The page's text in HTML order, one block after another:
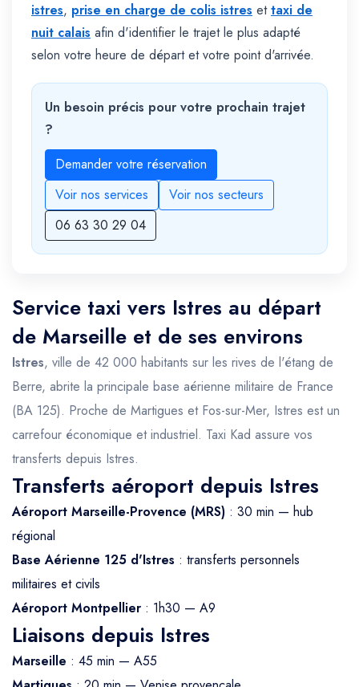
istres, prise en charge de colis istres ettaxi de
nuit calais afin d'identifier le trajet le plus adapté
selon votre heure de départ et votre point d'arrivée.
Un besoin précis pour votre prochain trajet
?
Demander votre réservation
Voir nos services
Voir nos secteurs
06 63 30 29 04
Service taxi vers Istres au départ
de Marseille et de ses environs
Istres, ville de 42 000 habitants sur les rives de l'étang de
Berre, abrite la principale base aérienne militaire de France
(BA 125). Proche de Martigues et Fos-sur-Mer, Istres est un
carrefour économique et industriel. Taxi Kad assure vos
transferts depuis Istres.
Transferts aéroport depuis Istres
Aéroport Marseille-Provence (MRS) : 30 min — hub
régional
Base Aérienne 125 d'Istres : transferts personnels
militaires et civils
Aéroport Montpellier : 1h30 — A9
Liaisons depuis Istres
Marseille : 45 min — A55